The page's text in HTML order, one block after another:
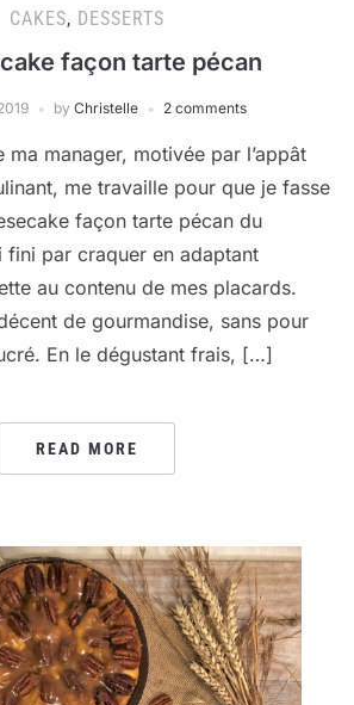
CAKES, DESSERTS
façon tarte pécan
by Christelle 2 comments
ma manager, motivée par l’appât
me travaille pour que je fasse
façon tarte pécan du
fini par craquer en adaptant
au contenu de mes placards.
de gourmandise, sans pour
En le dégustant frais, […]
READ MORE